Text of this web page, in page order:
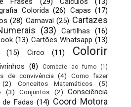
Colorida (26) Capas (17)
(28) Carnaval (25) Cartazes
(33) Cartilhas
(16)
(13) Cartões Whatsapp (13)
(15) Circo (11)
Colorir
(8) Combate ao fumo (1)
de convivência (4)
Como fazer
(2) Conceitos Matemáticos
(5)
(3) Conjuntos (2)
Consciência
Fadas (14) Coord Motora